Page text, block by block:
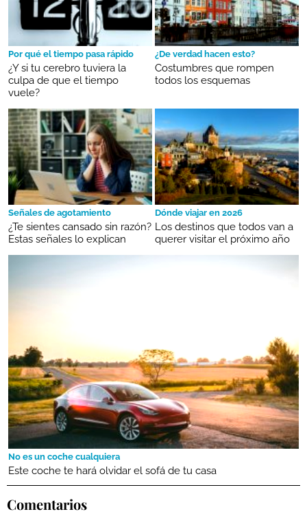
Por qué el tiempo pasa rápido
¿Y si tu cerebro tuviera la
culpa de que el tiempo
vuele?
¿De verdad hacen esto?
Costumbres que rompen
todos los esquemas
Señales de agotamiento
¿Te sientes cansado sin razón?
Estas señales lo explican
Dónde viajar en 2026
Los destinos que todos van a
querer visitar el próximo año
No es un coche cualquiera
Este coche te hará olvidar el sofá de tu casa
Comentarios